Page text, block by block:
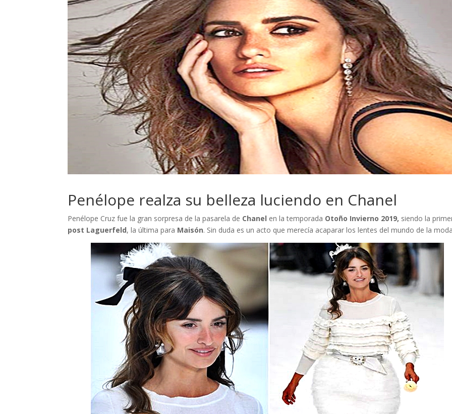
Penélope realza su belleza luciendo en Chanel
Penélope Cruz fue la gran sorpresa de la pasarela de Chanel en la temporada Otoño Invierno 2019, siendo la
post Laguerfeld, la última para Maisón. Sin duda es un acto que merecía acaparar los lentes del mundo de la